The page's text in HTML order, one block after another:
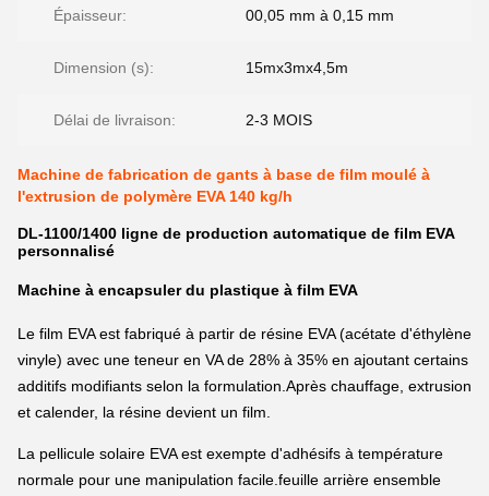
Épaisseur: 00,05 mm à 0,15 mm
Dimension (s): 15mx3mx4,5m
Délai de livraison: 2-3 MOIS
Machine de fabrication de gants à base de film moulé à
l'extrusion de polymère EVA 140 kg/h
DL-1100/1400 ligne de production automatique de film EVA
personnalisé
Machine à encapsuler du plastique à film EVA
Le film EVA est fabriqué à partir de résine EVA (acétate d'éthylène
vinyle) avec une teneur en VA de 28% à 35% en ajoutant certains
additifs modifiants selon la formulation. Après chauffage, extrusion
et calender, la résine devient un film.
La pellicule solaire EVA est exempte d'adhésifs à température
normale pour une manipulation facile.feuille arrière ensemble